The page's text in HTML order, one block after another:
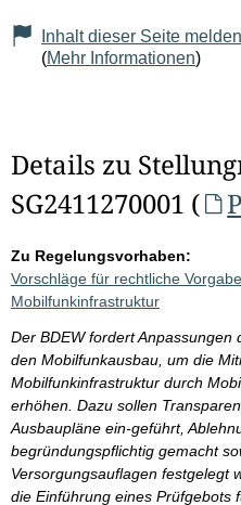
Inhalt dieser Seite melden
(Mehr Informationen)
Details zu
SG2411270001 (
Zu Regelungsvorhaben:
Vorschläge für rechtliche
Mobilfunkinfrastruktur
Der BDEW fordert
den Mobilfunkausbau, um die
Mobilfunkinfrastruktur durch
erhöhen. Dazu sollen
Ausbaupläne ein-geführt,
begründungspflichtig gemacht
Versorgungsauflagen festgelegt
die Einführung eines Prüfgebots